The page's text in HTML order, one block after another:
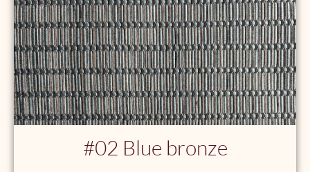
#02 Blue bronze